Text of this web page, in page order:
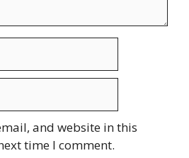
and website in this
time I comment.